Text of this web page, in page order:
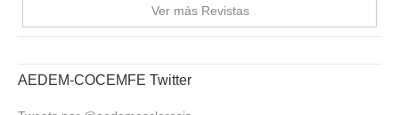
Ver más Revistas
AEDEM-COCEMFE Twitter